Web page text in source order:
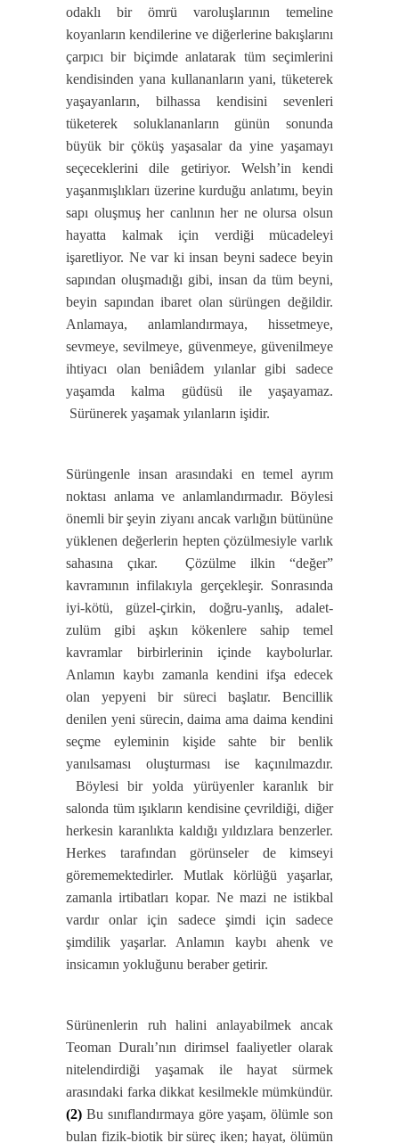
odaklı bir ömrü varoluşlarının temeline
koyanların kendilerine ve diğerlerine bakışlarını
çarpıcı bir biçimde anlatarak tüm seçimlerini
kendisinden yana kullananların yani, tüketerek
yaşayanların, bilhassa kendisini sevenleri
tüketerek soluklananların günün sonunda
büyük bir çöküş yaşasalar da yine yaşamayı
seçeceklerini dile getiriyor. Welsh’in kendi
yaşanmışlıkları üzerine kurduğu anlatımı, beyin
sapı oluşmuş her canlının her ne olursa olsun
hayatta kalmak için verdiği mücadeleyi
işaretliyor. Ne var ki insan beyni sadece beyin
sapından oluşmadığı gibi, insan da tüm beyni,
beyin sapından ibaret olan sürüngen değildir.
Anlamaya, anlamlandırmaya, hissetmeye,
sevmeye, sevilmeye, güvenmeye, güvenilmeye
ihtiyacı olan beniâdem yılanlar gibi sadece
yaşamda kalma güdüsü ile yaşayamaz.
Sürünerek yaşamak yılanların işidir.
Sürüngenle insan arasındaki en temel ayrım
noktası anlama ve anlamlandırmadır. Böylesi
önemli bir şeyin ziyanı ancak varlığın bütününe
yüklenen değerlerin hepten çözülmesiyle varlık
sahasına çıkar. Çözülme ilkin “değer”
kavramının infilakıyla gerçekleşir. Sonrasında
iyi-kötü, güzel-çirkin, doğru-yanlış, adalet-
zulüm gibi aşkın kökenlere sahip temel
kavramlar birbirlerinin içinde kaybolurlar.
Anlamın kaybı zamanla kendini ifşa edecek
olan yepyeni bir süreci başlatır. Bencillik
denilen yeni sürecin, daima ama daima kendini
seçme eyleminin kişide sahte bir benlik
yanılsaması oluşturması ise kaçınılmazdır.
Böylesi bir yolda yürüyenler karanlık bir
salonda tüm ışıkların kendisine çevrildiği, diğer
herkesin karanlıkta kaldığı yıldızlara benzerler.
Herkes tarafından görünseler de kimseyi
görememektedirler. Mutlak körlüğü yaşarlar,
zamanla irtibatları kopar. Ne mazi ne istikbal
vardır onlar için sadece şimdi için sadece
şimdilik yaşarlar. Anlamın kaybı ahenk ve
insicamın yokluğunu beraber getirir.
Sürünenlerin ruh halini anlayabilmek ancak
Teoman Duralı’nın dirimsel faaliyetler olarak
nitelendirdiği yaşamak ile hayat sürmek
arasındaki farka dikkat kesilmekle mümkündür.
(2) Bu sınıflandırmaya göre yaşam, ölümle son
bulan fizik-biotik bir süreç iken; hayat, ölümün